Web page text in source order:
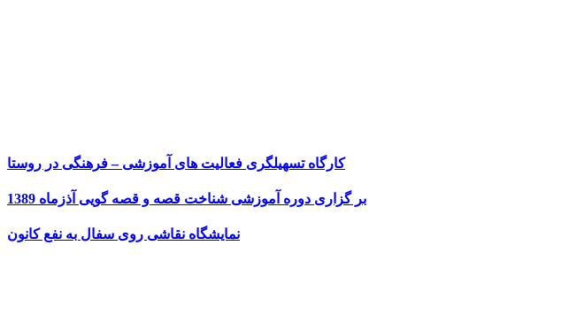
کارگاه تسهیلگری فعالیت های آموزشی – فرهنگی در روستا
بر گزاری دوره آموزشی شناخت قصه و قصه گویی آذزماه 1389
نمایشگاه نقاشی روی سفال به نفع کانون